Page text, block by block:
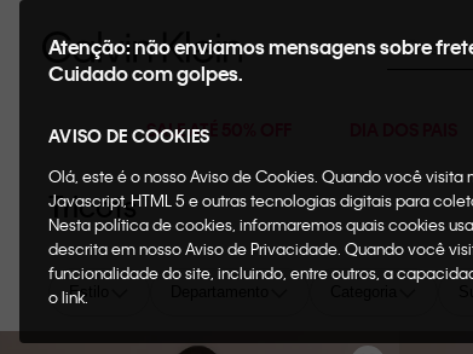
Buscar
SALE ATÉ 50% OFF
Atenção: não enviamos mensagens sobre
Cuidado com golpes.
AVISO DE COOKIES
Olá, este é o nosso Aviso de Cookies. Quando você
Javascript, HTML 5 e outras tecnologias digitais para
Nesta política de cookies, informaremos quais cookies
descrita em nosso Aviso de Privacidade. Quando você
funcionalidade do site, incluindo, entre outros, a
o link.
Tricots
Estilo